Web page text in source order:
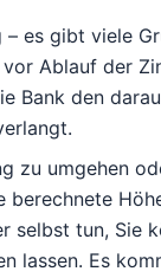
es gibt viele
Ablauf der
Bank den
zu umgehen
selbst tun, Sie
lassen. Es